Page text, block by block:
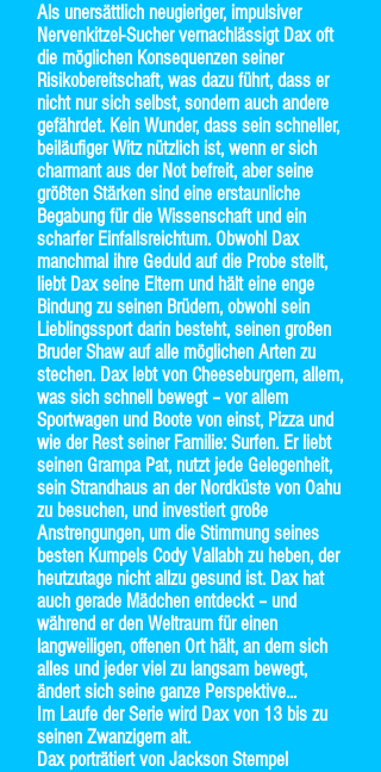
Als unersättlich neugieriger, impulsiver
Nervenkitzel-Sucher vernachlässigt Dax oft
die möglichen Konsequenzen seiner
Risikobereitschaft, was dazu führt, dass er
nicht nur sich selbst, sondern auch andere
gefährdet. Kein Wunder, dass sein schneller,
beiläufiger Witz nützlich ist, wenn er sich
charmant aus der Not befreit, aber seine
größten Stärken sind eine erstaunliche
Begabung für die Wissenschaft und ein
scharfer Einfallsreichtum. Obwohl Dax
manchmal ihre Geduld auf die Probe stellt,
liebt Dax seine Eltern und hält eine enge
Bindung zu seinen Brüdern, obwohl sein
Lieblingssport darin besteht, seinen großen
Bruder Shaw auf alle möglichen Arten zu
stechen. Dax lebt von Cheeseburgern, allem,
was sich schnell bewegt – vor allem
Sportwagen und Boote von einst, Pizza und
wie der Rest seiner Familie: Surfen. Er liebt
seinen Grampa Pat, nutzt jede Gelegenheit,
sein Strandhaus an der Nordküste von Oahu
zu besuchen, und investiert große
Anstrengungen, um die Stimmung seines
besten Kumpels Cody Vallabh zu heben, der
heutzutage nicht allzu gesund ist. Dax hat
auch gerade Mädchen entdeckt – und
während er den Weltraum für einen
langweiligen, offenen Ort hält, an dem sich
alles und jeder viel zu langsam bewegt,
ändert sich seine ganze Perspektive...
Im Laufe der Serie wird Dax von 13 bis zu
seinen Zwanzigern alt.
Dax porträtiert von Jackson Stempel